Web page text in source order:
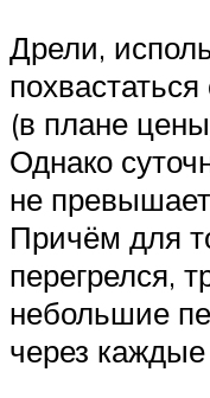
Дрели,
(в плане
Однако
не
Причём для
перегрелся,
небольшие
через